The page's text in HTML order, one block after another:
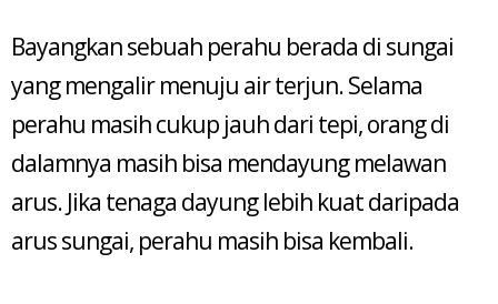
Bayangkan sebuah perahu berada di sungai
yang mengalir menuju air terjun. Selama
perahu masih cukup jauh dari tepi, orang di
dalamnya masih bisa mendayung melawan
arus. Jika tenaga dayung lebih kuat daripada
arus sungai, perahu masih bisa kembali.